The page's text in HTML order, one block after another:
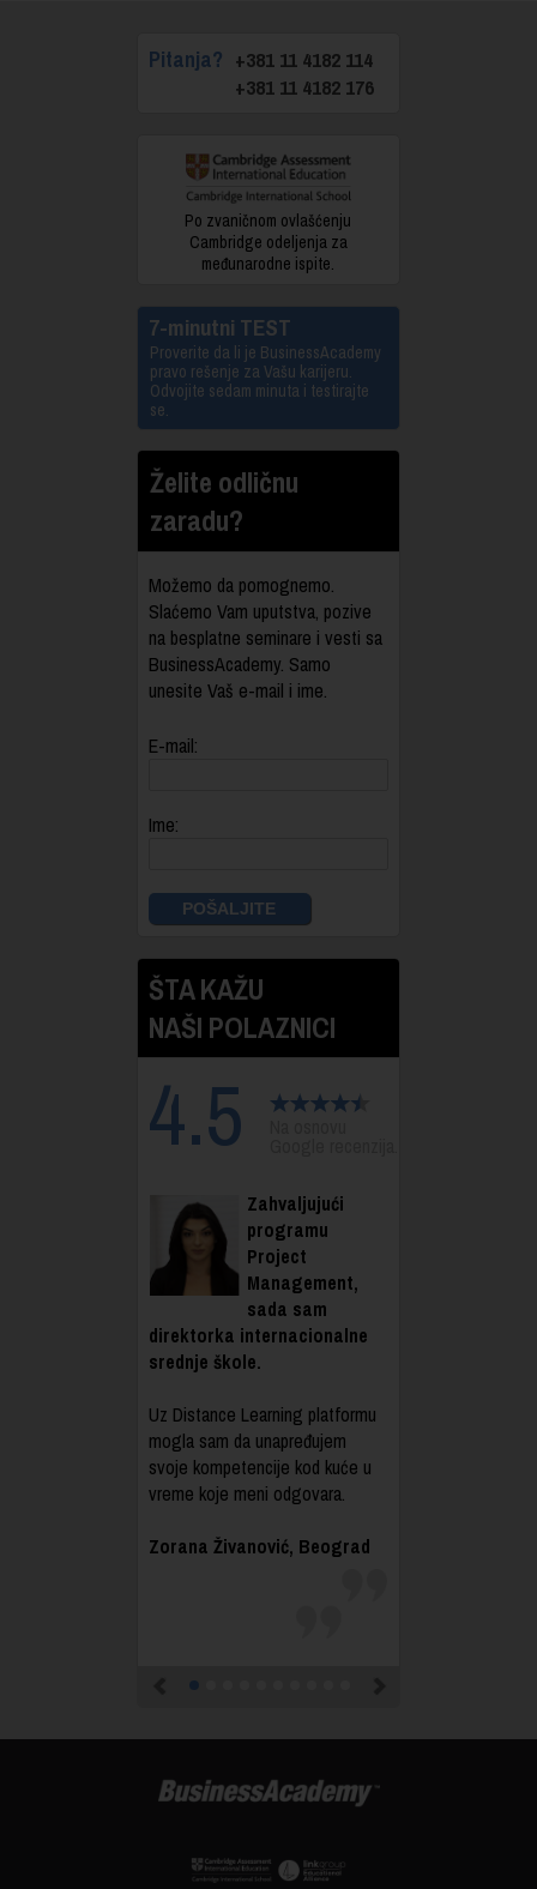
Pitanja? +381 11 4182 114
+381 11 4182 176
Po zvaničnom ovlašćenju
Cambridge odeljenja za
međunarodne ispite.
7-minutni TEST
Proverite da li je BusinessAcademy
pravo rešenje za Vašu karijeru.
Odvojite sedam minuta i testirajte
se.
Želite odličnu
zaradu?
Možemo da pomognemo.
Slaćemo Vam uputstva, pozive
na besplatne seminare i vesti sa
BusinessAcademy. Samo
unesite Vaš e-mail i ime.
E-mail:
Ime:
ŠTA KAŽU
NAŠI POLAZNICI
4.5
Zahvaljujući
programu
Project
Management,
sada sam
direktorka internacionalne
srednje škole.
Uz Distance Learning platformu
mogla sam da unapređujem
svoje kompetencije kod kuće u
vreme koje meni odgovara.
Zorana Živanović, Beograd